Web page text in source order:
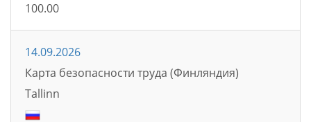
100.00
14.09.2026
Карта безопасности труда (Финляндия)
Tallinn